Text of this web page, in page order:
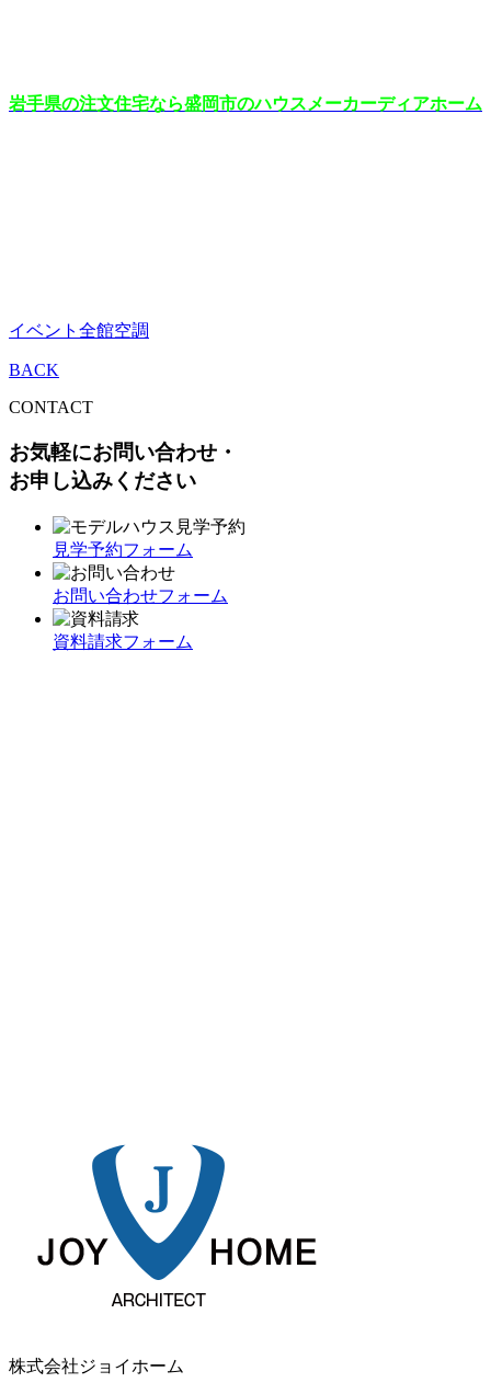
岩手県の注文住宅なら盛岡市のハウスメーカーディアホーム
イベント 全館空調
BACK
CONTACT
お気軽にお問い合わせ・
お申し込みください
見学予約フォーム
お問い合わせフォーム
資料請求フォーム
株式会社ジョイホーム